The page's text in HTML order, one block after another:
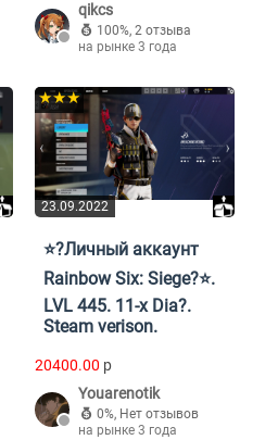
qikcs
100%, 2 отзыва
на рынке 3 года
23.09.2022
★★★
⭐️?Личный аккаунт
Rainbow Six: Siege?⭐️.
LVL 445. 11-x Dia?.
Steam verison.
20400.00 p
Youarenotik
0%, Нет отзывов
на рынке 3 года